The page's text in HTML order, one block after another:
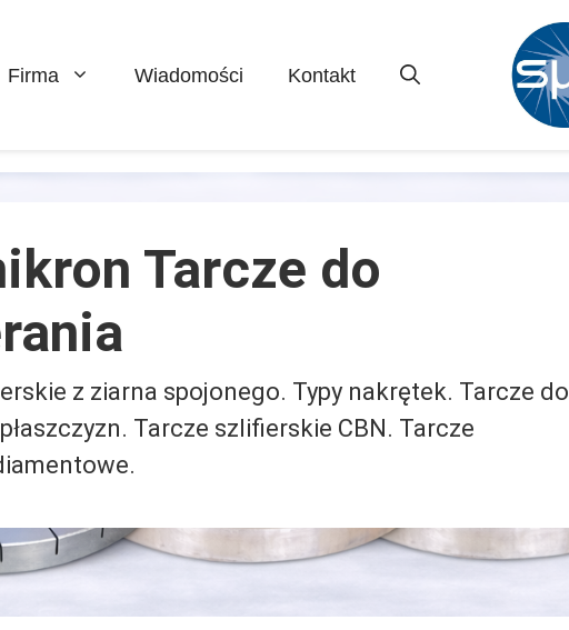
Firma Wiadomości Kontakt
Tarcze do
z ziarna spojonego. Typy nakrętek. Tarcze do
Tarcze szlifierskie CBN. Tarcze